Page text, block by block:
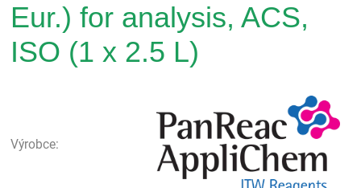
Eur.) for analysis, ACS,
ISO (1 x 2.5 L)
Výrobce: